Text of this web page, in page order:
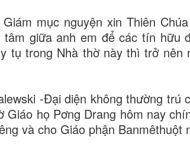
mục nguyện xin Thiên
giữa anh em để các tín hữu
tụ trong Nhà thờ này thì trở nên
-Đại diện không thường trú
họ Pơng Drang hôm nay
và cho Giáo phận Banmêthuột